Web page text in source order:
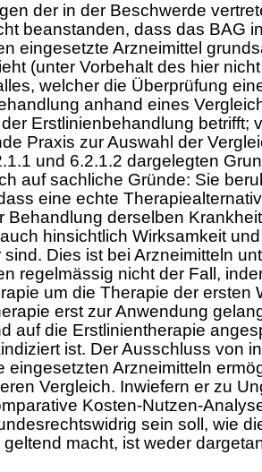
der in der Beschwerde
beanstanden, dass das BAG
eingesetzte Arzneimittel
(unter Vorbehalt des hier
welcher die Überprüfung
anhand eines
Erstlinienbehandlung betrifft;
Praxis zur Auswahl der
und 6.2.1.2 dargelegten
auf sachliche Gründe: Sie
eine echte
Behandlung derselben
hinsichtlich Wirksamkeit
Dies ist bei Arzneimitteln
regelmässig nicht der Fall,
um die Therapie der ersten
erst zur Anwendung
auf die Erstlinientherapie
ist. Der Ausschluss von
eingesetzten Arzneimitteln
Vergleich. Inwiefern er zu
Kosten-Nutzen-
sein soll, wie
macht, ist weder